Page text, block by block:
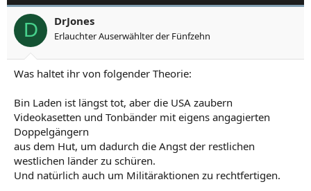
D DrJones
Erlauchter Auserwählter der Fünfzehn
Was haltet ihr von folgender Theorie:
Bin Laden ist längst tot, aber die USA zaubern
Videokasetten und Tonbänder mit eigens angagierten
Doppelgängern
aus dem Hut, um dadurch die Angst der restlichen
westlichen länder zu schüren.
Und natürlich auch um Militäraktionen zu rechtfertigen.